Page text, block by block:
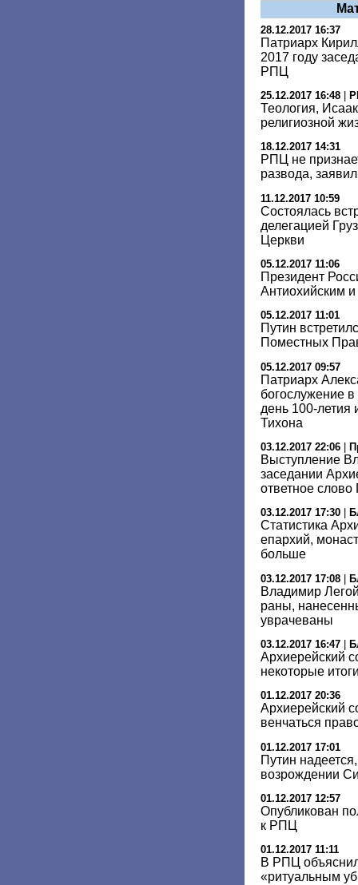
28.12.2017 16:37
Патриарх
2017 году
РПЦ
25.12.2017 16:48
Теология,
религиозной
18.12.2017 14:31
РПЦ не
развода,
11.12.2017 10:59
Состоялась
делегацией
Церкви
05.12.2017 11:06
Президент
Антиохийским
05.12.2017 11:01
Путин
Поместных
05.12.2017 09:57
Патриарх
богослужение
день 100-летия
Тихона
03.12.2017 22:06
Выступление
заседании
ответное
03.12.2017 17:30
Статистика
епархий,
больше
03.12.2017 17:08 |
Владимир
раны,
уврачеваны
03.12.2017 16:47
Архиерейский
некоторые
01.12.2017 20:36
Архиерейский
венчаться
01.12.2017 17:01
Путин
возрождении
01.12.2017 12:57
Опубликован
к РПЦ
01.12.2017 11:11
В РПЦ
«ритуальным